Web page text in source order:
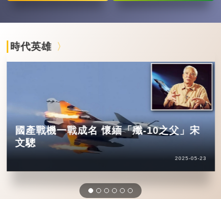
時代英雄
國產戰機一戰成名 懷緬「殲-10之父」宋
文驄
2025-05-23